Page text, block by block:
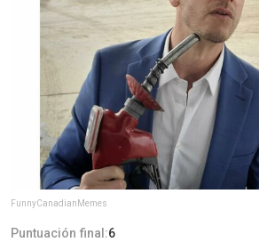
FunnyCanadianMemes
Puntuación final:6